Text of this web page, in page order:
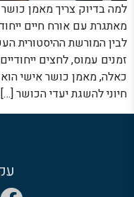
למה בדיוק צריך מאמן כושר
מאתגרת עם אורח חיים
לבין המורשת ההיסטורית
זמנים עמוס, לחצים
כאלה, מאמן כושר אישי
חיוני להשגת יעדי הכושר […]